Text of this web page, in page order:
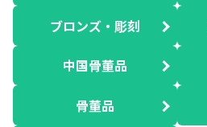
ブロンズ・彫刻
中国骨董品
骨董品